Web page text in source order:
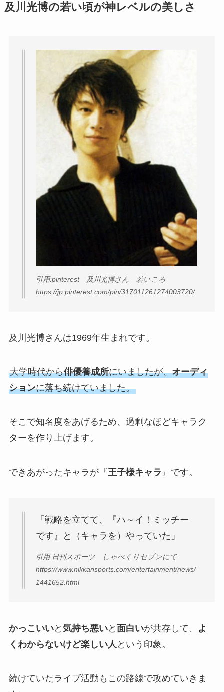
及川光博の若い頃が神レベルの美しさ
引用:pinterest 及川光博さん 若いころ
https://jp.pinterest.com/pin/317011261274003720/
及川光博さんは1969年生まれです。
大学時代から俳優養成所にいましたが、オーディ
ションに落ち続けていました。
そこで知名度をあげるため、過剰なほどキャラク
ターを作り上げます。
できあがったキャラが『王子様キャラ 』です。
「戦略を立てて、『ハ～イ！ミッチー
です』と（キャラを）やっていた」
引用:日刊スポーツ しゃべくりセブンにて
https://www.nikkansports.com/entertainment/news/
1441652.html
かっこいいと 気持ち悪いと 面白いが共存して、
よ
くわからないけど楽しい人 という印象。
続けていたライブ活動もこの路線で攻めていきま